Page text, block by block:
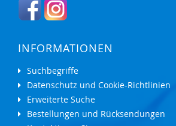
INFORMATIONEN
Suchbegriffe
Datenschutz und Cookie-Richtlinien
Erweiterte Suche
Bestellungen und Rücksendungen